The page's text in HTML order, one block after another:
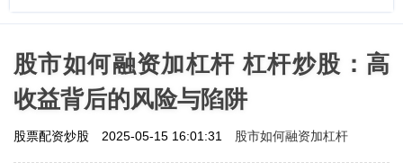
股市如何融资加杠杆 杠杆炒股：高
收益背后的风险与陷阱
股票配资炒股 2025-05-15 16:01:31 股市如何融资加杠杆